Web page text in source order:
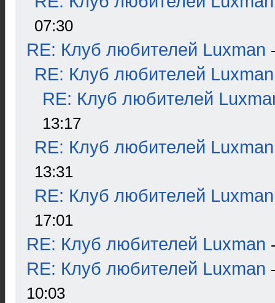
07:30
RE: Клуб любителей Luxman
RE: Клуб любителей Luxman
RE: Клуб любителей
13:17
RE: Клуб любителей Luxman
13:31
RE: Клуб любителей Luxman
17:01
RE: Клуб любителей Luxman
RE: Клуб любителей Luxman
10:03